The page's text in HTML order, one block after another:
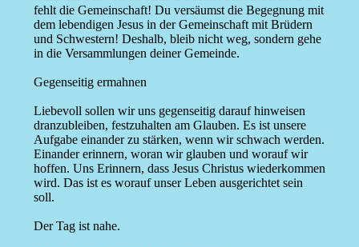
fehlt die Gemeinschaft! Du versäumst die Begegnung mit
dem lebendigen Jesus in der Gemeinschaft mit Brüdern
und Schwestern! Deshalb, bleib nicht weg, sondern gehe
in die Versammlungen deiner Gemeinde.
Gegenseitig ermahnen
Liebevoll sollen wir uns gegenseitig darauf hinweisen
dranzubleiben, festzuhalten am Glauben. Es ist unsere
Aufgabe einander zu stärken, wenn wir schwach werden.
Einander erinnern, woran wir glauben und worauf wir
hoffen. Uns Erinnern, dass Jesus Christus wiederkommen
wird. Das ist es worauf unser Leben ausgerichtet sein
soll.
Der Tag ist nahe.